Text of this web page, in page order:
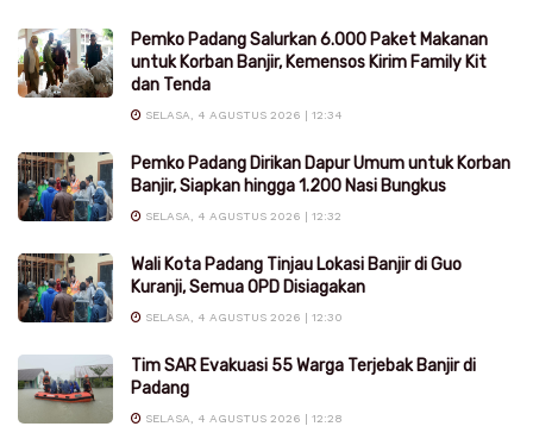
Pemko Padang Salurkan 6.000 Paket Makanan
untuk Korban Banjir, Kemensos Kirim Family Kit
dan Tenda
SELASA, 4 AGUSTUS 2026 | 12:34
Pemko Padang Dirikan Dapur Umum untuk Korban
Banjir, Siapkan hingga 1.200 Nasi Bungkus
SELASA, 4 AGUSTUS 2026 | 12:32
Wali Kota Padang Tinjau Lokasi Banjir di Guo
Kuranji, Semua OPD Disiagakan
SELASA, 4 AGUSTUS 2026 | 12:30
Tim SAR Evakuasi 55 Warga Terjebak Banjir di
Padang
SELASA, 4 AGUSTUS 2026 | 12:28